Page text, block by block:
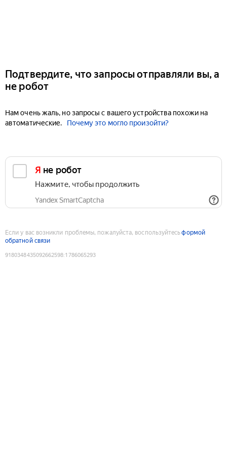
Подтвердите, что запросы отправляли вы, а
не робот
Нам очень жаль, но запросы с вашего устройства похожи на
автоматические.
Почему это могло произойти?
Я не робот
Нажмите, чтобы продолжить
Yandex SmartCaptcha
Если у вас возникли проблемы, пожалуйста, воспользуйтесьформой
обратной связи
9180348435092662598:1786065293